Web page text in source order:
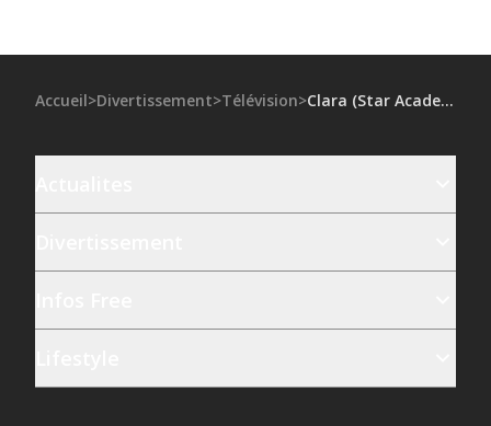
Accueil>Divertissement>Télévision> Clara (Star Academy) : sosie de Diam’s ? La Toile s’enflamme !